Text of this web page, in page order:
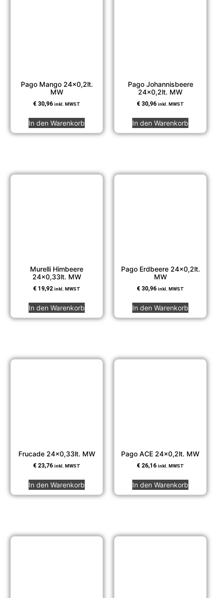
Pago Mango 24×0,2lt.
MW
€ 30,96 inkl. MWST
In den Warenkorb
Pago Johannisbeere
24×0,2lt. MW
€ 30,96 inkl. MWST
In den Warenkorb
Murelli Himbeere
24×0,33lt. MW
€ 19,92 inkl. MWST
In den Warenkorb
Pago Erdbeere 24×0,2lt.
MW
€ 30,96 inkl. MWST
In den Warenkorb
Frucade 24×0,33lt. MW
€ 23,76 inkl. MWST
In den Warenkorb
Pago ACE 24×0,2lt. MW
€ 26,16 inkl. MWST
In den Warenkorb